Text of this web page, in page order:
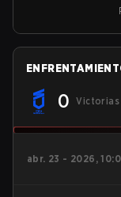
0 Victorias
abr. 23 - 2026,